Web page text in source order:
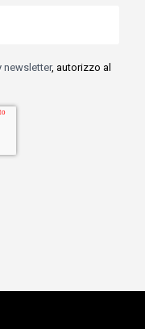
newsletter, autorizzo al